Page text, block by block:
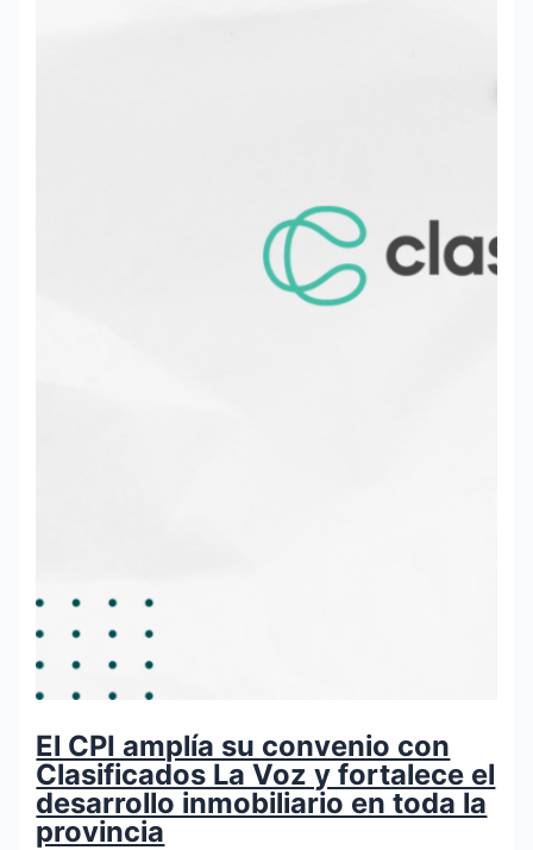
El CPI amplía su convenio con
Clasificados La Voz y fortalece el
desarrollo inmobiliario en toda la
provincia